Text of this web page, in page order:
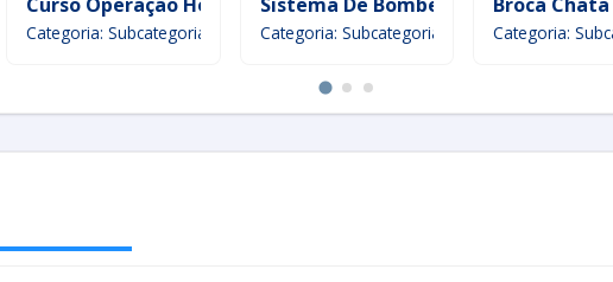
Categoria: Subcategoria Categoria: Subcategoria Categoria: